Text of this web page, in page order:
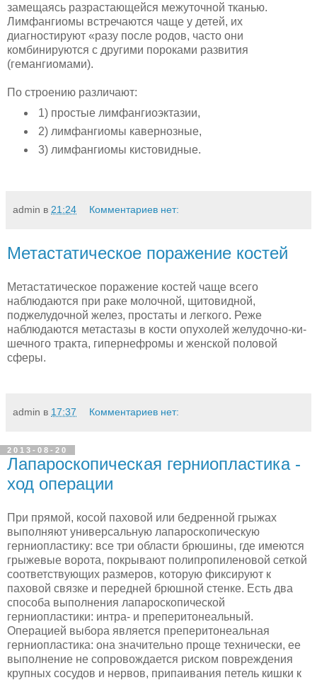
замещаясь разрастающейся межуточной тканью.
Лимфангиомы встречаются чаще у детей, их
диагностируют «разу после родов, часто они
комбинируются с другими пороками развития
(гемангиомами).
По строению различают:
1) про­стые лимфангиоэктазии,
2) лимфангиомы кавернозные,
3) лимфан­гиомы кистовидные.
admin в 21:24 Комментариев нет:
Метастатическое поражение костей
Метастатическое поражение костей чаще всего
наблюдаются при раке молочной, щитовидной,
поджелудочной желез, простаты и легкого. Реже
наблюдаются метастазы в кости опухолей желудочно-ки­
шечного тракта, гипернефромы и женской половой
сферы.
admin в 17:37 Комментариев нет:
2013-08-20
Лапароскопическая герниопластика -
ход операции
При прямой, косой паховой или бедренной грыжах
выполняют универсальную лапароскопическую
герниопластику: все три области брюшины, где имеются
гры­жевые ворота, покрывают полипропиленовой сеткой
соответствующих размеров, которую фиксируют к
паховой связке и передней брюшной стенке. Есть два
спосо­ба выполнения лапароскопической
герниопластики: интра- и преперитонеальный.
Операцией выбора является преперитонеальная
герниопластика: она значительно проще технически, ее
выполнение не сопровождается риском повреждения
круп­ных сосудов и нервов, припаивания петель кишки к